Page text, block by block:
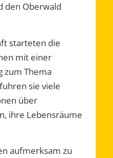
den Oberwald
starteten die
mit einer
zum Thema
sie viele
über
ihre Lebensräume
aufmerksam zu